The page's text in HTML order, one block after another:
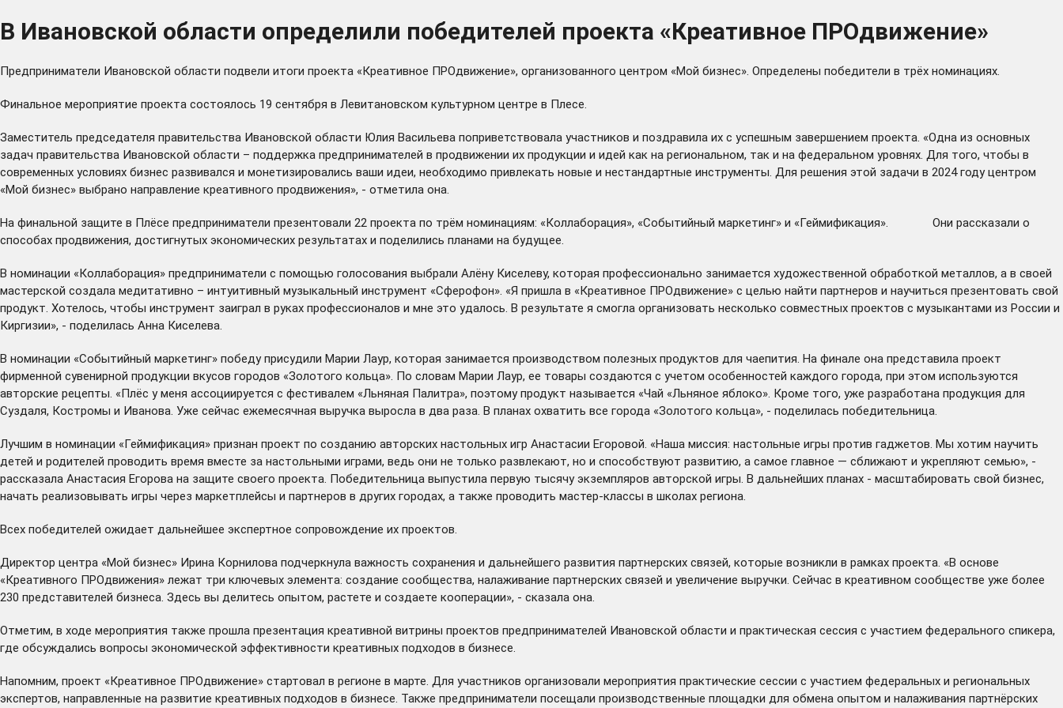
В Ивановской области определили победителей проекта «Креативное ПРОдвижение»
Предприниматели Ивановской области подвели итоги проекта «Креативное ПРОдвижение», организованного центром «Мой бизнес». Определены победители в трёх номинациях.
Финальное мероприятие проекта состоялось 19 сентября в Левитановском культурном центре в Плесе.
Заместитель председателя правительства Ивановской области Юлия Васильева поприветствовала участников и поздравила их с успешным завершением проекта. «Одна из основных
задач правительства Ивановской области – поддержка предпринимателей в продвижении их продукции и идей как на региональном, так и на федеральном уровнях. Для того, чтобы в
современных условиях бизнес развивался и монетизировались ваши идеи, необходимо привлекать новые и нестандартные инструменты. Для решения этой задачи в 2024 году центром
«Мой бизнес» выбрано направление креативного продвижения», - отметила она.
На финальной защите в Плёсе предприниматели презентовали 22 проекта по трём номинациям: «Коллаборация», «Событийный маркетинг» и «Геймификация». Они рассказали о
способах продвижения, достигнутых экономических результатах и поделились планами на будущее.
В номинации «Коллаборация» предприниматели с помощью голосования выбрали Алёну Киселеву, которая профессионально занимается художественной обработкой металлов, а в своей
мастерской создала медитативно – интуитивный музыкальный инструмент «Сферофон». «Я пришла в «Креативное ПРОдвижение» с целью найти партнеров и научиться презентовать свой
продукт. Хотелось, чтобы инструмент заиграл в руках профессионалов и мне это удалось. В результате я смогла организовать несколько совместных проектов с музыкантами из России и
Киргизии», - поделилась Анна Киселева.
В номинации «Событийный маркетинг» победу присудили Марии Лаур, которая занимается производством полезных продуктов для чаепития. На финале она представила проект
фирменной сувенирной продукции вкусов городов «Золотого кольца». По словам Марии Лаур, ее товары создаются с учетом особенностей каждого города, при этом используются
авторские рецепты. «Плёс у меня ассоциируется с фестивалем «Льняная Палитра», поэтому продукт называется «Чай «Льняное яблоко». Кроме того, уже разработана продукция для
Суздаля, Костромы и Иванова. Уже сейчас ежемесячная выручка выросла в два раза. В планах охватить все города «Золотого кольца», - поделилась победительница.
Лучшим в номинации «Геймификация» признан проект по созданию авторских настольных игр Анастасии Егоровой. «Наша миссия: настольные игры против гаджетов. Мы хотим научить
детей и родителей проводить время вместе за настольными играми, ведь они не только развлекают, но и способствуют развитию, а самое главное — сближают и укрепляют семью», -
рассказала Анастасия Егорова на защите своего проекта. Победительница выпустила первую тысячу экземпляров авторской игры. В дальнейших планах - масштабировать свой бизнес,
начать реализовывать игры через маркетплейсы и партнеров в других городах, а также проводить мастер-классы в школах региона.
Всех победителей ожидает дальнейшее экспертное сопровождение их проектов.
Директор центра «Мой бизнес» Ирина Корнилова подчеркнула важность сохранения и дальнейшего развития партнерских связей, которые возникли в рамках проекта. «В основе
«Креативного ПРОдвижения» лежат три ключевых элемента: создание сообщества, налаживание партнерских связей и увеличение выручки. Сейчас в креативном сообществе уже более
230 представителей бизнеса. Здесь вы делитесь опытом, растете и создаете кооперации», - сказала она.
Отметим, в ходе мероприятия также прошла презентация креативной витрины проектов предпринимателей Ивановской области и практическая сессия с участием федерального спикера,
где обсуждались вопросы экономической эффективности креативных подходов в бизнесе.
Напомним, проект «Креативное ПРОдвижение» стартовал в регионе в марте. Для участников организовали мероприятия практические сессии с участием федеральных и региональных
экспертов, направленные на развитие креативных подходов в бизнесе. Также предприниматели посещали производственные площадки для обмена опытом и налаживания партнёрских